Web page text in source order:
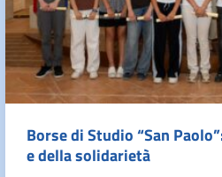
Borse di Studio “San
e della solidarietà